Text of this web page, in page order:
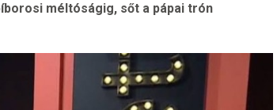
méltóságig, sőt a pápai trón